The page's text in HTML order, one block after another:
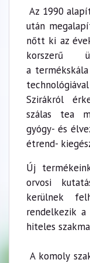
Az 1990
után
nőtt ki az
korszerű
a
Szirákról
szálas tea
gyógy- és
étrend-
Új
orvosi
kerülnek
rendelkezik
hiteles
A komoly